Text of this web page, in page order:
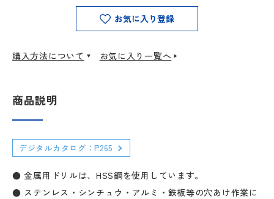
お気に入り登録
購入方法について お気に入り一覧へ
商品説明
デジタルカタログ：P265
● 金属用ドリルは、HSS鋼を使用しています。
● ステンレス・シンチュウ・アルミ・鉄板等の穴あけ作業に